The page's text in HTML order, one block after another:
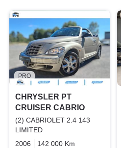
PRO
CHRYSLER PT
CRUISER CABRIO
(2) CABRIOLET 2.4 143
LIMITED
2006
142 000 Km